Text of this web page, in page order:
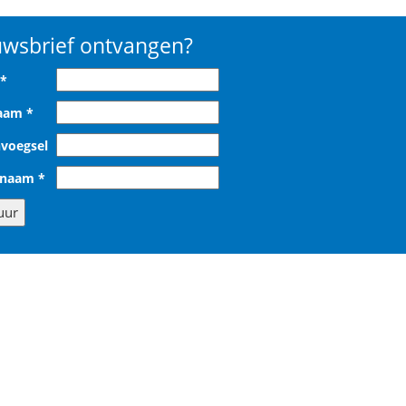
ontvangen?
*
*
*